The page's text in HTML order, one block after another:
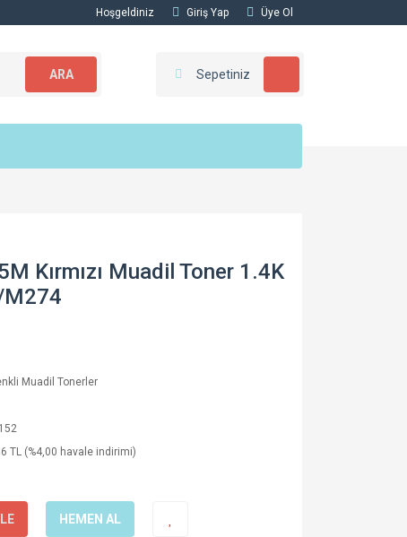
Hoşgeldiniz Giriş Yap Üye Ol
ARA Sepetiniz
Kırmızı Muadil Toner 1.4K
Muadil Tonerler
TL (%4,00 havale indirimi)
HEMEN AL